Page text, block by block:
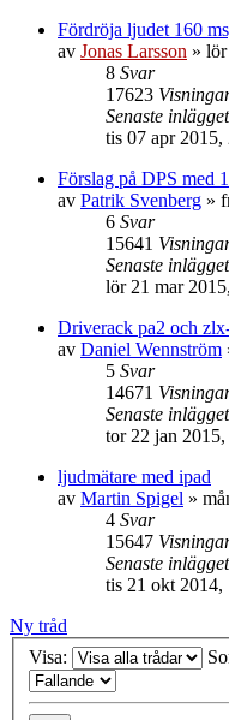
Fördröja ljudet 160
av Jonas Larsson » lör
8 Svar
17623
Senaste inlägget
tis 07 apr 2015,
Förslag på DPS med
av Patrik Svenberg »
6 Svar
15641
Senaste inlägget
lör 21 mar
Driverack pa2 och
av Daniel Wennström
5 Svar
14671
Senaste inlägget
tor 22 jan 2015,
ljudmätare med ipad
av Martin Spigel »
4 Svar
15647
Senaste inlägget
tis 21 okt 2014,
Ny tråd
Visa: